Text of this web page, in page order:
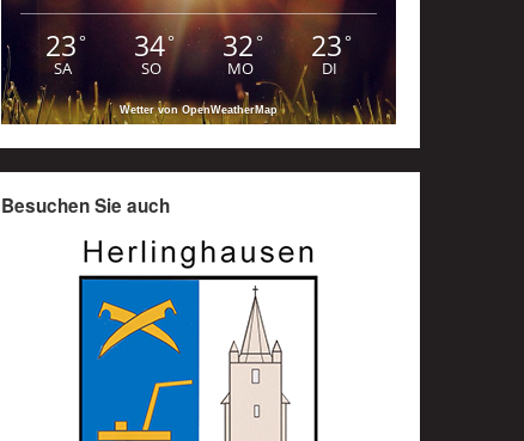
23°
SA
34°
SO
32°
MO
23°
DI
Wetter von OpenWeatherMap
Besuchen Sie auch